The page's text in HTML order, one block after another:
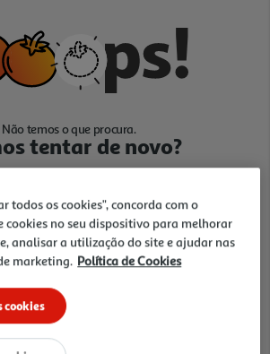
Não temos o que procura.
tentar de novo?
Homepage
Folhetos
todos os cookies", concorda com o
cookies no seu dispositivo para melhorar
analisar a utilização do site e ajudar nas
marketing. Política de Cookies
cookies